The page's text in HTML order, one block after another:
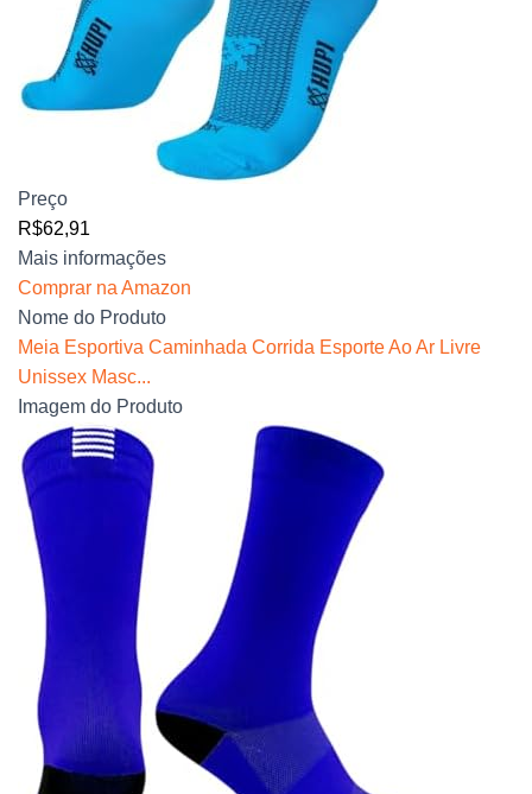
Preço
R$62,91
Mais informações
Comprar na Amazon
Nome do Produto
Meia Esportiva Caminhada Corrida Esporte Ao Ar Livre
Unissex Masc...
Imagem do Produto